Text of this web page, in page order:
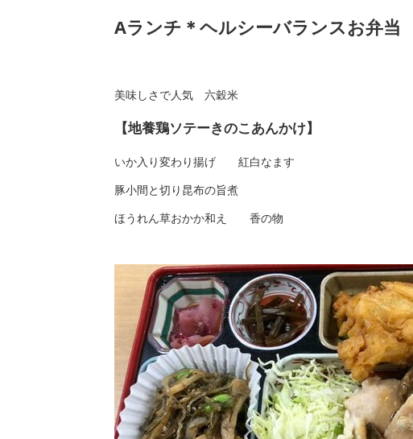
Aランチ＊ヘルシーバランスお弁当
美味しさで人気 六穀米
【地養鶏ソテーきのこあんかけ】
いか入り変わり揚げ 紅白なます
豚小間と切り昆布の旨煮
ほうれん草おかか和え 香の物